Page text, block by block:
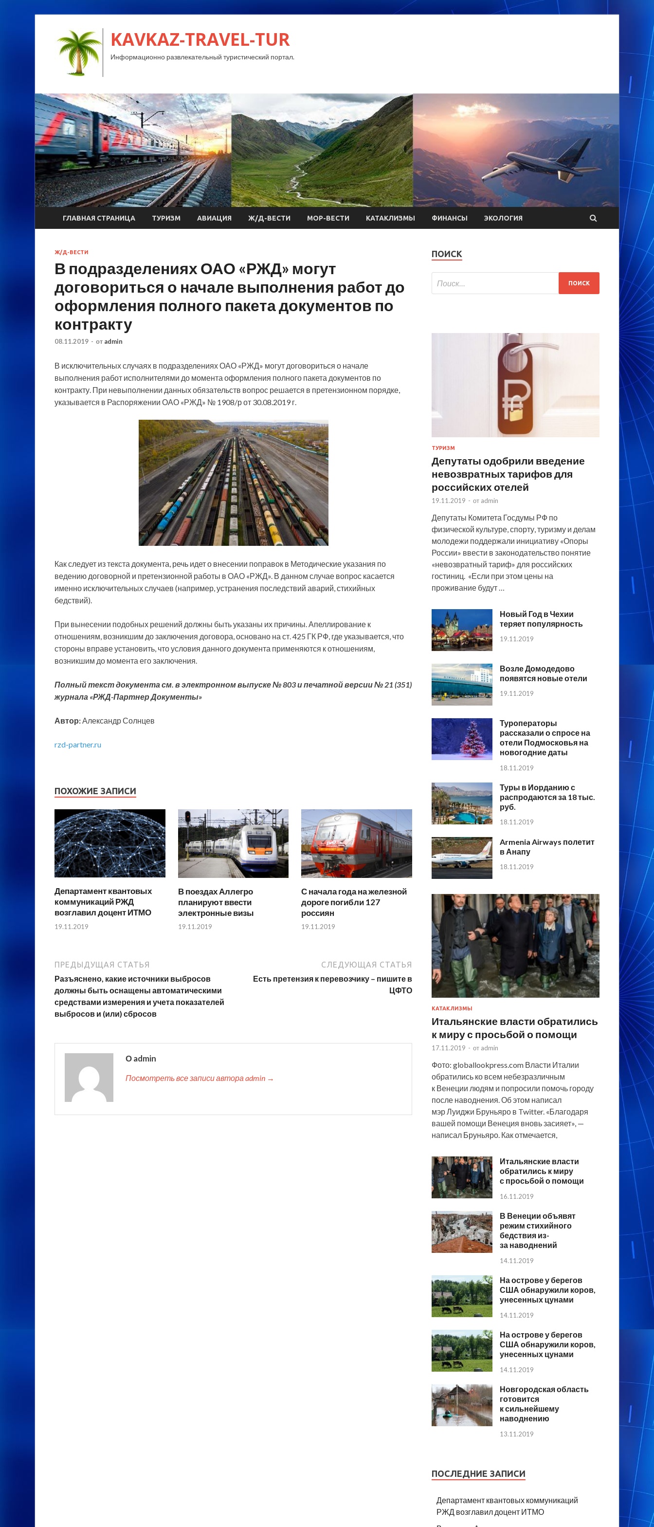
KAVKAZ-TRAVEL-TUR
Информационно развлекательный туристический портал.
ГЛАВНАЯ СТРАНИЦА ТУРИЗМ АВИАЦИЯ Ж/Д-ВЕСТИ МОР-ВЕСТИ КАТАКЛИЗМЫ ФИНАНСЫ ЭКОЛОГИЯ
Ж/Д-ВЕСТИ
В подразделениях ОАО «РЖД» могут
договориться о начале выполнения работ до
оформления полного пакета документов по
контракту
08.11.2019 - от admin
В исключительных случаях в подразделениях ОАО «РЖД» могут договориться о начале
выполнения работ исполнителями до момента оформления полного пакета документов по
контракту. При невыполнении данных обязательств вопрос решается в претензионном порядке,
указывается в Распоряжении ОАО «РЖД» № 1908/р от 30.08.2019 г.
Как следует из текста документа, речь идет о внесении поправок в Методические указания по
ведению договорной и претензионной работы в ОАО «РЖД». В данном случае вопрос касается
именно исключительных случаев (например, устранения последствий аварий, стихийных
бедствий).
При вынесении подобных решений должны быть указаны их причины. Апеллирование к
отношениям, возникшим до заключения договора, основано на ст. 425 ГК РФ, где указывается, что
стороны вправе установить, что условия данного документа применяются к отношениям,
возникшим до момента его заключения.
Полный текст документа см. в электронном выпуске № 803 и печатной версии № 21 (351)
журнала «РЖД-Партнер Документы»
Автор:Александр Солнцев
rzd-partner.ru
ПОХОЖИЕ ЗАПИСИ
Департамент квантовых
коммуникаций РЖД
возглавил доцент ИТМО
19.11.2019
В поездах Аллегро
планируют ввести
электронные визы
19.11.2019
С начала года на железной
дороге погибли 127
россиян
19.11.2019
ПРЕДЫДУЩАЯ СТАТЬЯ
Разъяснено, какие источники выбросов
должны быть оснащены автоматическими
средствами измерения и учета показателей
выбросов и (или) сбросов
СЛЕДУЮЩАЯ СТАТЬЯ
Есть претензия к перевозчику – пишите в
ЦФТО
О admin
Посмотреть все записи автора admin →
ПОИСК
ТУРИЗМ
Депутаты одобрили введение
невозвратных тарифов для
российских отелей
19.11.2019 - от admin
Депутаты Комитета Госдумы РФ по
физической культуре, спорту, туризму и делам
молодежи поддержали инициативу «Опоры
России» ввести в законодательство понятие
«невозвратный тариф» для российских
гостиниц. «Если при этом цены на
проживание будут …
Новый Год в Чехии
теряет популярность
19.11.2019
Возле Домодедово
появятся новые отели
19.11.2019
Туроператоры
рассказали о спросе на
отели Подмосковья на
новогодние даты
18.11.2019
Туры в Иорданию с
распродаются за 18 тыс.
руб.
18.11.2019
Armenia Airways полетит
в Анапу
18.11.2019
КАТАКЛИЗМЫ
Итальянские власти обратились
к миру с просьбой о помощи
17.11.2019 - от admin
Фото: globallookpress.com Власти Италии
обратились ко всем небезразличным
к Венеции людям и попросили помочь городу
после наводнения. Об этом написал
мэр Луиджи Бруньяро в Twitter. «Благодаря
вашей помощи Венеция вновь засияет», —
написал Бруньяро. Как отмечается,
Итальянские власти
обратились к миру
с просьбой о помощи
16.11.2019
В Венеции объявят
режим стихийного
бедствия из-
за наводнений
14.11.2019
На острове у берегов
США обнаружили коров,
унесенных цунами
14.11.2019
На острове у берегов
США обнаружили коров,
унесенных цунами
14.11.2019
Новгородская область
готовится
к сильнейшему
наводнению
13.11.2019
ПОСЛЕДНИЕ ЗАПИСИ
Департамент квантовых коммуникаций
РЖД возглавил доцент ИТМО